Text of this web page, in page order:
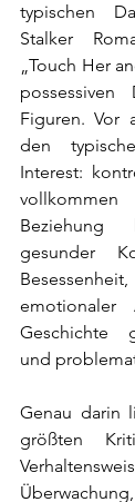
typischen
Stalker
„Touch Her
possessiven
Figuren. Vor
den
Interest:
gesunder
emotionaler
Geschichte
und
Genau darin
größten